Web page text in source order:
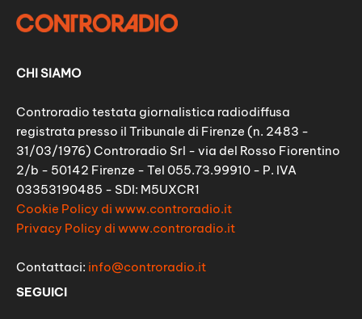
CHI SIAMO
Controradio testata giornalistica radiodiffusa
registrata presso il Tribunale di Firenze (n. 2483 -
31/03/1976) Controradio Srl - via del Rosso Fiorentino
2/b - 50142 Firenze - Tel 055.73.99910 - P. IVA
03353190485 - SDI: M5UXCR1
Cookie Policy di www.controradio.it
Privacy Policy di www.controradio.it
Contattaci: info@controradio.it
SEGUICI